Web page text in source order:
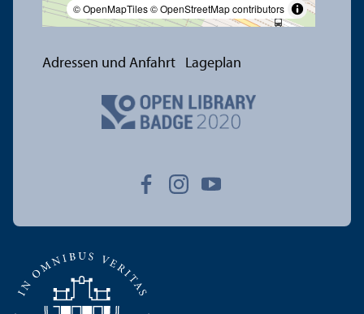
© OpenMapTiles© OpenStreetMap contributors
Adressen und Anfahrt Lageplan